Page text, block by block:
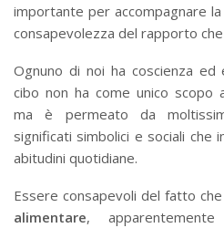
importante per accompagnare
consapevolezza del rapporto
Ognuno di noi ha coscienza
cibo non ha come unico scopo
ma è permeato da
significati simbolici e sociali che
abitudini quotidiane.
Essere consapevoli del fatto
alimentare,